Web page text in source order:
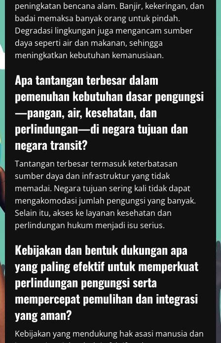
peningkatan bencana alam. Banjir, kekeringan, dan
badai memaksa banyak orang untuk pindah.
Degradasi lingkungan juga mengancam sumber
daya seperti air dan makanan, sehingga
meningkatkan kebutuhan kemanusiaan.
Apa tantangan terbesar dalam
pemenuhan kebutuhan dasar pengungsi
—pangan, air, kesehatan, dan
perlindungan—di negara tujuan dan
negara transit?
Tantangan terbesar termasuk keterbatasan
sumber daya dan infrastruktur yang tidak
memadai. Negara tujuan sering kali tidak dapat
mengakomodasi jumlah pengungsi yang banyak.
Selain itu, akses ke layanan kesehatan dan
perlindungan hukum menjadi isu serius.
Kebijakan dan bentuk dukungan apa
yang paling efektif untuk memperkuat
perlindungan pengungsi serta
mempercepat pemulihan dan integrasi
yang aman?
Kebijakan yang mendukung hak asasi manusia dan